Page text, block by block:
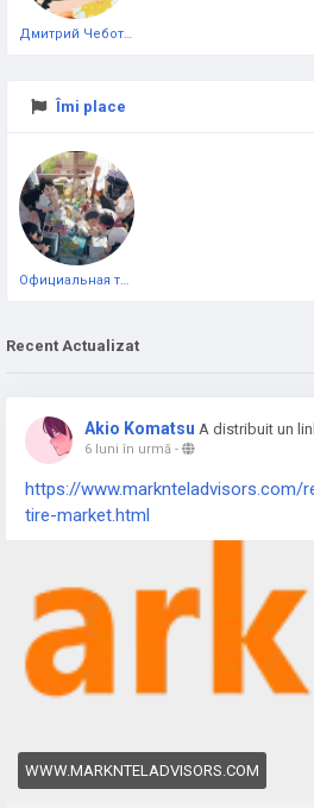
Îmi place
Официальная тестовая страница
Recent Actualizat
Akio Komatsu A distribuit un
6 luni în urmă -
https://www.marknteladvisors.com/
tire-market.html
WWW.MARKNTELADVISORS.COM